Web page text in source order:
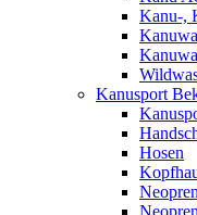
Kanu-,
Kanusport
Hosen